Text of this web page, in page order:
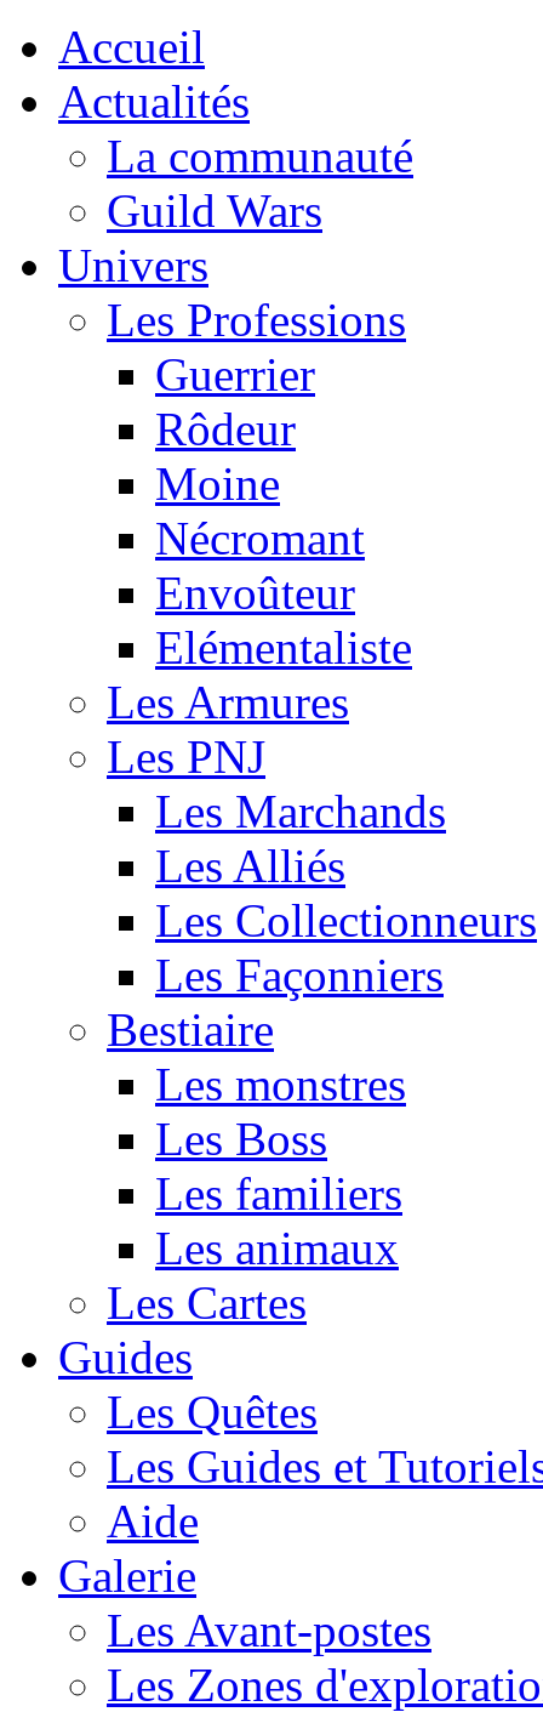
Accueil
Actualités
La communauté
Guild Wars
Univers
Les Professions
Guerrier
Rôdeur
Moine
Nécromant
Envoûteur
Elémentaliste
Les Armures
Les PNJ
Les Marchands
Les Alliés
Les Collectionneurs
Les Façonniers
Bestiaire
Les monstres
Les Boss
Les familiers
Les animaux
Les Cartes
Guides
Les Quêtes
Les Guides et
Aide
Galerie
Les Avant-postes
Les Zones